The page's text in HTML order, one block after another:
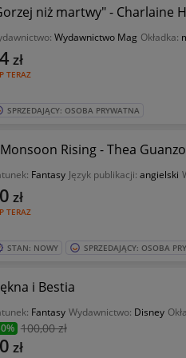
niż martwy" - Charlaine
Wydawnictwo Mag Okładka:
TERAZ
zł
SPRZEDAJĄCY: OSOBA PRYWATNA
Rising - Thea
Fantasy Język publikacji: angielski
TERAZ
zł
STAN: NOWY SPRZEDAJĄCY: OSOBA
i Bestia
Fantasy Wydawnictwo: Disney
100,00 zł
zł